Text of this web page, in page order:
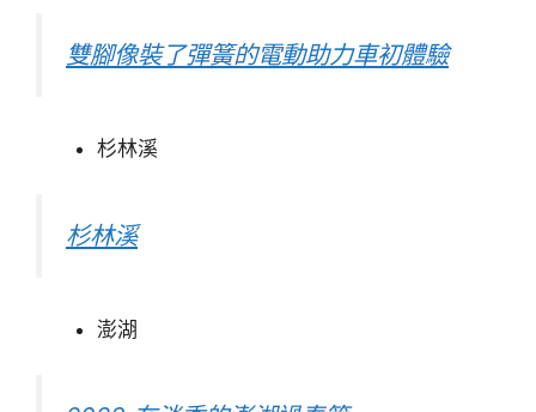
雙腳像裝了彈簧的電動助力車初體驗
杉林溪
杉林溪
澎湖